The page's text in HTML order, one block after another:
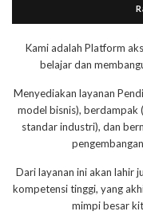
Kami adalah Platform
belajar dan
Menyediakan layanan
model bisnis), berdampak
standar industri), dan
Dari layanan ini akan lahir
kompetensi tinggi, yang
mimpi besar